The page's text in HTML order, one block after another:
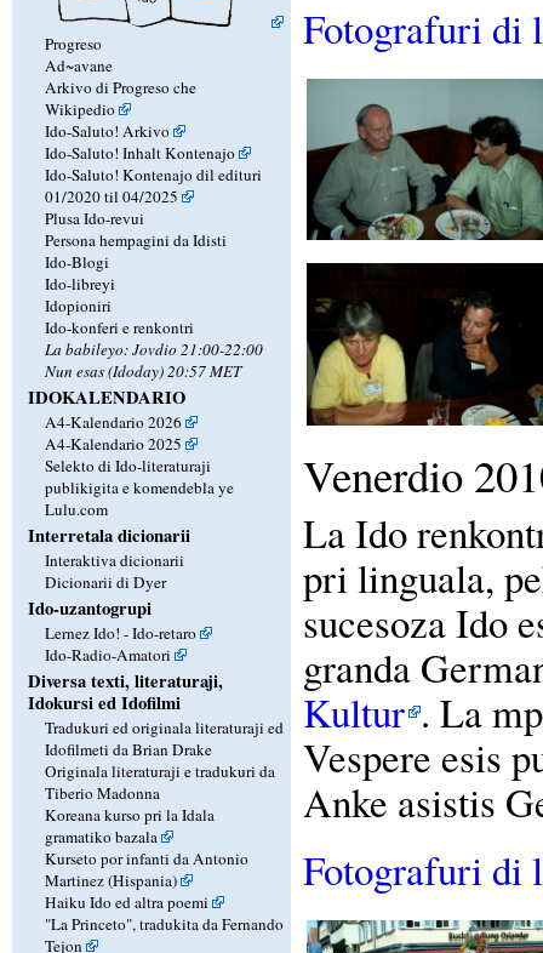
Progreso
Ad~avane
Arkivo di Progreso che
Wikipedio
Ido-Saluto! Arkivo
Ido-Saluto! Inhalt Kontenajo
Ido-Saluto! Kontenajo dil edituri
01/2020 til 04/2025
Plusa Ido-revui
Persona hempagini da Idisti
Ido-Blogi
Ido-libreyi
Idopioniri
Ido-konferi e renkontri
La babileyo: Jovdio 21:00-22:00
Nun esas (Idoday) 20:57 MET
IDOKALENDARIO
A4-Kalendario 2026
A4-Kalendario 2025
Selekto di Ido-literaturaji
publikigita e komendebla ye
Lulu.com
Interretala dicionarii
Interaktiva dicionarii
Dicionarii di Dyer
Ido-uzantogrupi
Lernez Ido! - Ido-retaro
Ido-Radio-Amatori
Diversa texti, literaturaji,
Idokursi ed Idofilmi
Tradukuri ed originala literaturaji ed
Idofilmeti da Brian Drake
Originala literaturaji e tradukuri da
Tiberio Madonna
Koreana kurso pri la Idala
gramatiko bazala
Kurseto por infanti da Antonio
Martinez (Hispania)
Haiku Ido ed altra poemi
"La Princeto", tradukita da Fernando
Tejon
Fotografuri di
Venerdio
La Ido
pri linguala,
sucesoza Ido
granda
Kultur . La
Vespere esis
Anke asistis
Fotografuri di